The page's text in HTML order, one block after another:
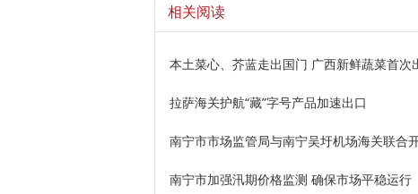
相关阅读
本土菜心、芥蓝走出国门 广西新鲜蔬菜首次
拉萨海关护航“藏”字号产品加速出口
南宁市市场监管局与南宁吴圩机场海关联合
南宁市加强汛期价格监测 确保市场平稳运行